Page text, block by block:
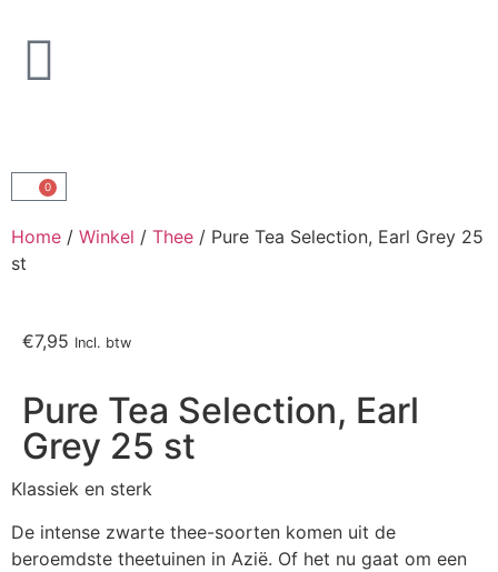
0
Home / Winkel / Thee / Pure Tea Selection, Earl Grey 25
st
€7,95 Incl. btw
Pure Tea Selection, Earl
Grey 25 st
Klassiek en sterk
De intense zwarte thee-soorten komen uit de
beroemdste theetuinen in Azië. Of het nu gaat om een